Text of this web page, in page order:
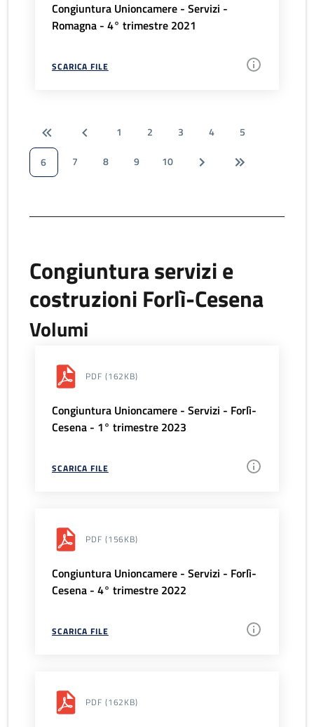
Congiuntura Unioncamere - Servizi -
Romagna - 4° trimestre 2021
SCARICA FILE
1 2 3 4
5
6
7 8 9 10
Congiuntura servizi e
costruzioni Forlì-Cesena
Volumi
PDF (162KB)
Congiuntura Unioncamere - Servizi - Forlì-
Cesena - 1° trimestre 2023
SCARICA FILE
PDF (156KB)
Congiuntura Unioncamere - Servizi - Forlì-
Cesena - 4° trimestre 2022
SCARICA FILE
PDF (162KB)